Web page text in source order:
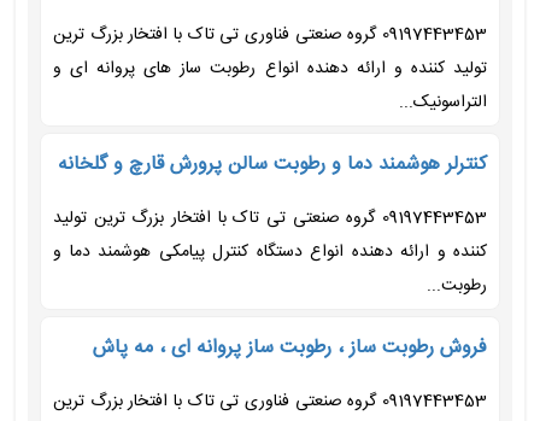
09197443453 گروه صنعتی فناوری تی تاک با افتخار بزرگ ترین
تولید کننده و ارائه دهنده انواع رطوبت ساز های پروانه ای و
التراسونیک...
کنترلر هوشمند دما و رطوبت سالن پرورش قارچ و گلخانه
09197443453 گروه صنعتی تی تاک با افتخار بزرگ ترین تولید
کننده و ارائه دهنده انواع دستگاه کنترل پیامکی هوشمند دما و
رطوبت...
فروش رطوبت ساز ، رطوبت ساز پروانه ای ، مه پاش
09197443453 گروه صنعتی فناوری تی تاک با افتخار بزرگ ترین